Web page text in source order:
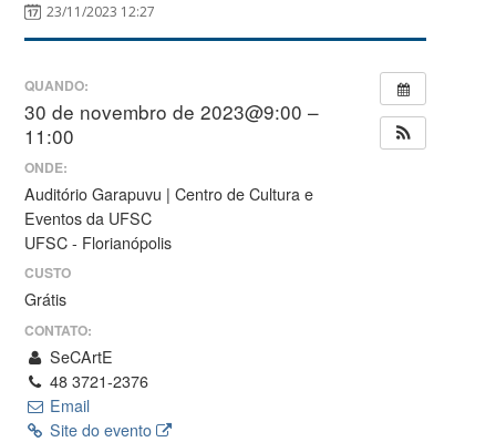
23/11/2023 12:27
QUANDO:
30 de novembro de 2023@9:00 –
11:00
ONDE:
Auditório Garapuvu | Centro de Cultura e
Eventos da UFSC
UFSC - Florianópolis
CUSTO
Grátis
CONTATO:
SeCArtE
48 3721-2376
Email
Site do evento